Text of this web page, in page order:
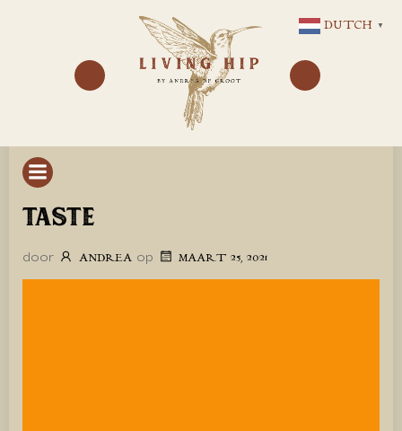
NAAR
DE
INHOUD
TASTE
door ANDREA op MAART 25, 2021
DUTCH ▼